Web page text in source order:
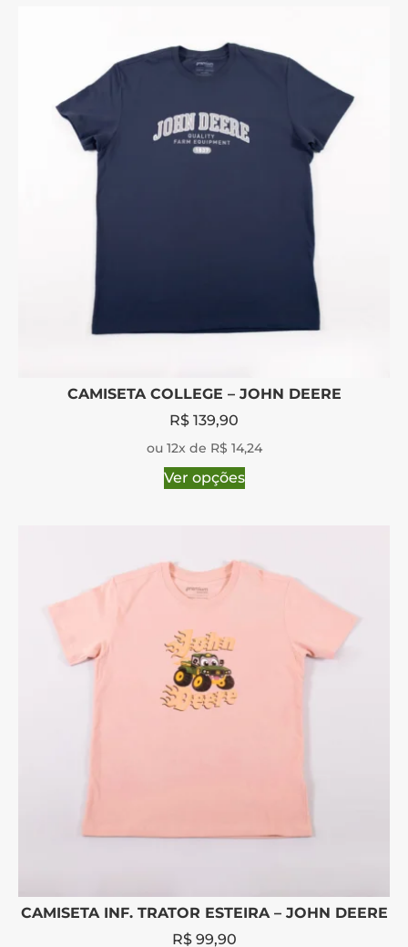
CAMISETA COLLEGE – JOHN DEERE
R$ 139,90
ou 12x de R$ 14,24
Ver opções
CAMISETA INF. TRATOR ESTEIRA – JOHN DEERE
R$99,90